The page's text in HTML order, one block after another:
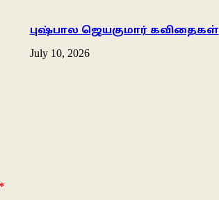
புஷ்பால ஜெயகுமார் கவிதைகள்
July 10, 2026
*